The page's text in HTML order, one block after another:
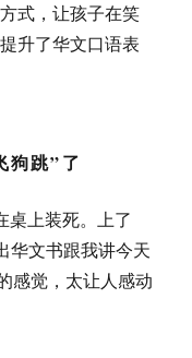
式，让孩子在笑
升了华文口语表
狗跳”了
桌上装死。上了
华文书跟我讲今天
感觉，太让人感动